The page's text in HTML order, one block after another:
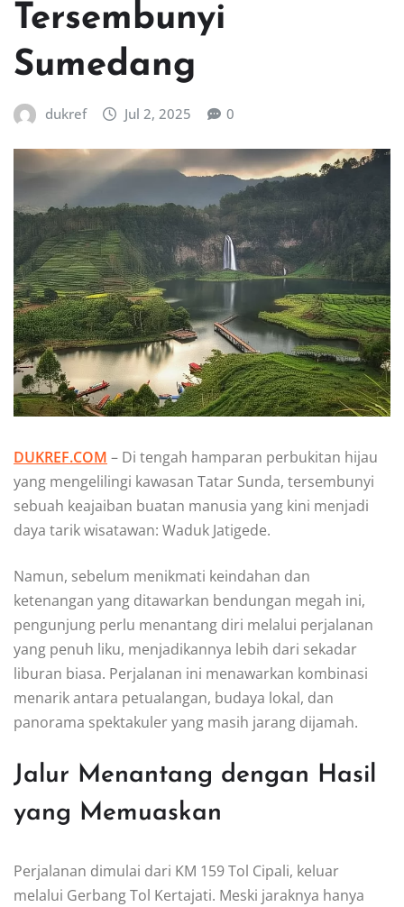
Tersembunyi
Sumedang
dukref Jul 2, 2025 0
DUKREF.COM – Di tengah hamparan perbukitan hijau
yang mengelilingi kawasan Tatar Sunda, tersembunyi
sebuah keajaiban buatan manusia yang kini menjadi
daya tarik wisatawan: Waduk Jatigede.
Namun, sebelum menikmati keindahan dan
ketenangan yang ditawarkan bendungan megah ini,
pengunjung perlu menantang diri melalui perjalanan
yang penuh liku, menjadikannya lebih dari sekadar
liburan biasa. Perjalanan ini menawarkan kombinasi
menarik antara petualangan, budaya lokal, dan
panorama spektakuler yang masih jarang dijamah.
Jalur Menantang dengan Hasil
yang Memuaskan
Perjalanan dimulai dari KM 159 Tol Cipali, keluar
melalui Gerbang Tol Kertajati. Meski jaraknya hanya